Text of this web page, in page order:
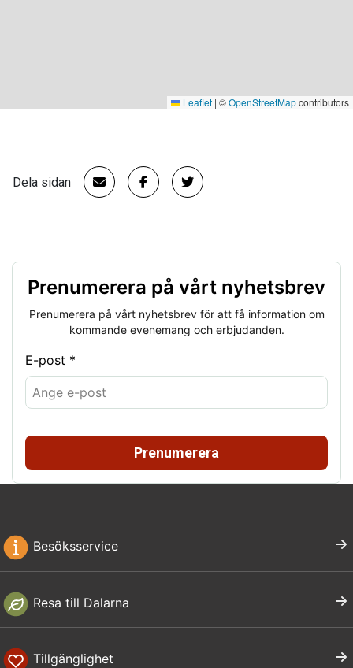
Leaflet | ©OpenStreetMapcontributors
Dela sidan
Prenumerera på vårt nyhetsbrev
Prenumerera på vårt nyhetsbrev för att få information om
kommande evenemang och erbjudanden.
E-post *
Prenumerera
Besöksservice
Resa till Dalarna
Tillgänglighet